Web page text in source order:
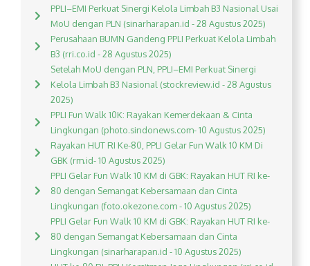
PPLI–EMI Perkuat Sinergi Kelola Limbah B3 Nasional Usai
MoU dengan PLN (sinarharapan.id - 28 Agustus 2025)
Perusahaan BUMN Gandeng PPLI Perkuat Kelola Limbah
B3 (rri.co.id - 28 Agustus 2025)
Setelah MoU dengan PLN, PPLI–EMI Perkuat Sinergi
Kelola Limbah B3 Nasional (stockreview.id - 28 Agustus
2025)
PPLI Fun Walk 10K: Rayakan Kemerdekaan & Cinta
Lingkungan (photo.sindonews.com- 10 Agustus 2025)
Rayakan HUT RI Ke-80, PPLI Gelar Fun Walk 10 KM Di
GBK (rm.id- 10 Agustus 2025)
PPLI Gelar Fun Walk 10 KM di GBK: Rayakan HUT RI ke-
80 dengan Semangat Kebersamaan dan Cinta
Lingkungan (foto.okezone.com - 10 Agustus 2025)
PPLI Gelar Fun Walk 10 KM di GBK: Rayakan HUT RI ke-
80 dengan Semangat Kebersamaan dan Cinta
Lingkungan (sinarharapan.id - 10 Agustus 2025)